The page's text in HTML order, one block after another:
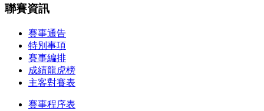
聯賽資訊
賽事通告
特別事項
賽事編排
成績龍虎榜
主客對賽表
賽事程序表